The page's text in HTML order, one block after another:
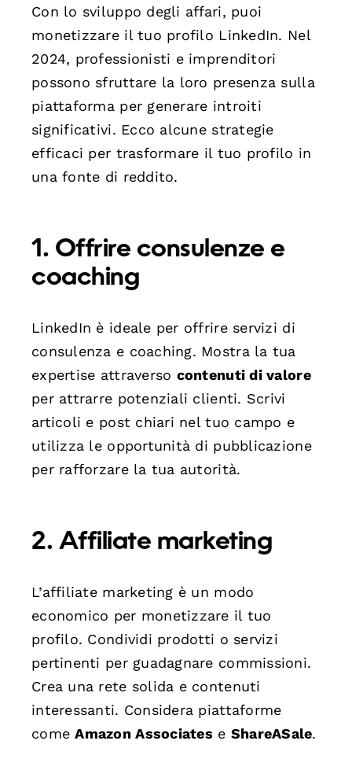
Con lo sviluppo degli affari, puoi
monetizzare il tuo profilo LinkedIn. Nel
2024, professionisti e imprenditori
possono sfruttare la loro presenza sulla
piattaforma per generare introiti
significativi. Ecco alcune strategie
efficaci per trasformare il tuo profilo in
una fonte di reddito.
1. Offrire consulenze e
coaching
LinkedIn è ideale per offrire servizi di
consulenza e coaching. Mostra la tua
expertise attraverso contenuti di valore
per attrarre potenziali clienti. Scrivi
articoli e post chiari nel tuo campo e
utilizza le opportunità di pubblicazione
per rafforzare la tua autorità.
2. Affiliate marketing
L’affiliate marketing è un modo
economico per monetizzare il tuo
profilo. Condividi prodotti o servizi
pertinenti per guadagnare commissioni.
Crea una rete solida e contenuti
interessanti. Considera piattaforme
comeAmazon Associates e ShareASale.